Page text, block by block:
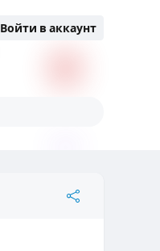
Войти в аккаунт